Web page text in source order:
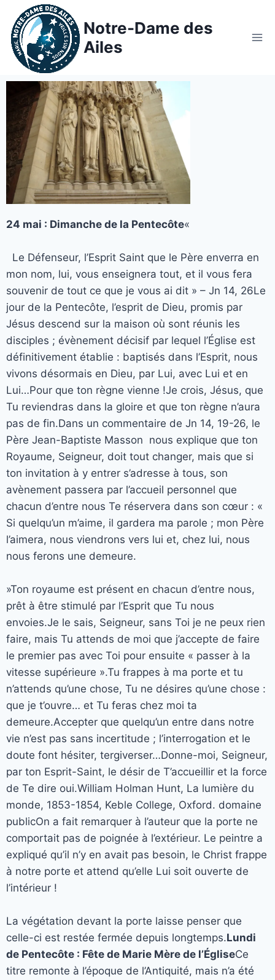
Notre-Dame des
Ailes
24 mai : Dimanche de la Pentecôte«
Le Défenseur, l’Esprit Saint que le Père enverra en
mon nom, lui, vous enseignera tout, et il vous fera
souvenir de tout ce que je vous ai dit » – Jn 14, 26Le
jour de la Pentecôte, l’esprit de Dieu, promis par
Jésus descend sur la maison où sont réunis les
disciples ; évènement décisif par lequel l’Église est
définitivement établie : baptisés dans l’Esprit, nous
vivons désormais en Dieu, par Lui, avec Lui et en
Lui…Pour que ton règne vienne !Je crois, Jésus, que
Tu reviendras dans la gloire et que ton règne n’aura
pas de fin.Dans un commentaire de Jn 14, 19-26, le
Père Jean-Baptiste Masson nous explique que ton
Royaume, Seigneur, doit tout changer, mais que si
ton invitation à y entrer s’adresse à tous, son
avènement passera par l’accueil personnel que
chacun d’entre nous Te réservera dans son cœur : «
Si quelqu’un m’aime, il gardera ma parole ; mon Père
l’aimera, nous viendrons vers lui et, chez lui, nous
nous ferons une demeure.
»Ton royaume est présent en chacun d’entre nous,
prêt à être stimulé par l’Esprit que Tu nous
envoies.Je le sais, Seigneur, sans Toi je ne peux rien
faire, mais Tu attends de moi que j’accepte de faire
le premier pas avec Toi pour ensuite « passer à la
vitesse supérieure ».Tu frappes à ma porte et tu
n’attends qu’une chose, Tu ne désires qu’une chose :
que je t’ouvre… et Tu feras chez moi ta
demeure.Accepter que quelqu’un entre dans notre
vie n’est pas sans incertitude ; l’interrogation et le
doute font hésiter, tergiverser…Donne-moi, Seigneur,
par ton Esprit-Saint, le désir de T’accueillir et la force
de Te dire oui.William Holman Hunt, La lumière du
monde, 1853-1854, Keble College, Oxford. domaine
publicOn a fait remarquer à l’auteur que la porte ne
comportait pas de poignée à l’extérieur. Le peintre a
expliqué qu’il n’y en avait pas besoin, le Christ frappe
à notre porte et attend qu’elle Lui soit ouverte de
l’intérieur !
La végétation devant la porte laisse penser que
celle-ci est restée fermée depuis longtemps.Lundi
de Pentecôte : Fête de Marie Mère de l’ÉgliseCe
titre remonte à l’époque de l’Antiquité, mais n’a été